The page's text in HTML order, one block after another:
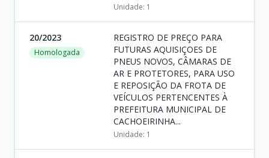
Unidade: 1
20/2023
Homologada
REGISTRO DE PREÇO PARA
FUTURAS AQUISIÇOES DE
PNEUS NOVOS, CÂMARAS DE
AR E PROTETORES, PARA USO
E REPOSIÇÃO DA FROTA DE
VEÍCULOS PERTENCENTES À
PREFEITURA MUNICIPAL DE
CACHOEIRINHA...
Unidade: 1